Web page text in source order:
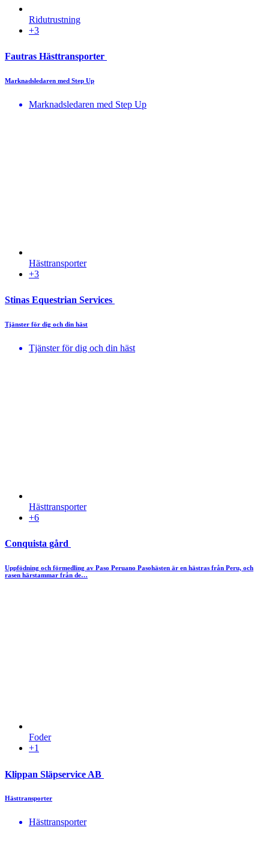
Ridutrustning
+3
Fautras Hästtransporter
Marknadsledaren med Step Up
Marknadsledaren med Step Up
Hästtransporter
+3
Stinas Equestrian Services
Tjänster för dig och din häst
Tjänster för dig och din häst
Hästtransporter
+6
Conquista gård
Uppfödning och förmedling av Paso Peruano Pasohästen är en hästras från Peru, och
rasen härstammar från de…
Foder
+1
Klippan Släpservice AB
Hästtransporter
Hästtransporter